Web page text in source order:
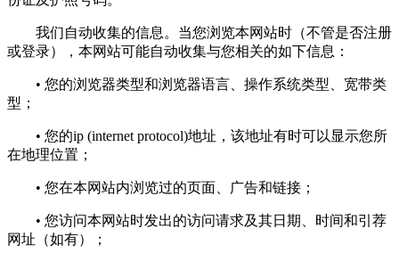
我们自动收集的信息。当您浏览本网站时（不管是否注册
或登录），本网站可能自动收集与您相关的如下信息：
• 您的浏览器类型和浏览器语言、操作系统类型、宽带类
型；
• 您的ip (internet protocol)地址，该地址有时可以显示您所
在地理位置；
• 您在本网站内浏览过的页面、广告和链接；
• 您访问本网站时发出的访问请求及其日期、时间和引荐
网址（如有）；